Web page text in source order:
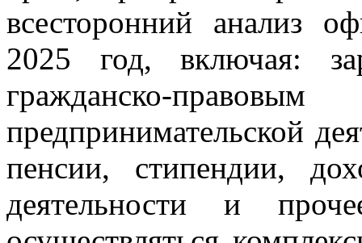
всесторонний анализ
2025 год, включая:
гражданско-
предпринимательской
пенсии, стипендии,
деятельности и